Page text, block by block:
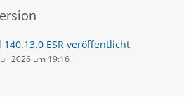
ESR veröffentlicht
2026 um 19:16